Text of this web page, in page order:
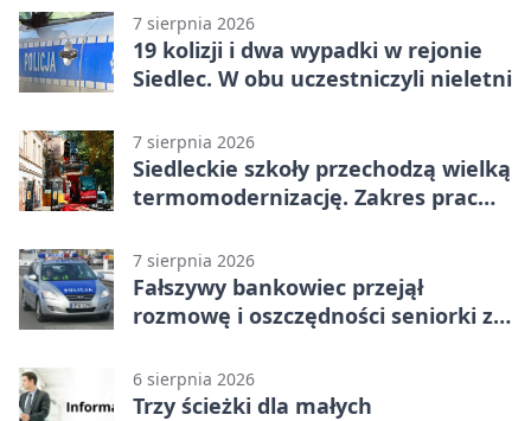
7 sierpnia 2026
19 kolizji i dwa wypadki w rejonie
Siedlec. W obu uczestniczyli nieletni
7 sierpnia 2026
Siedleckie szkoły przechodzą wielką
termomodernizację. Zakres prac
7 sierpnia 2026
Fałszywy bankowiec przejął
rozmowę i oszczędności seniorki z
6 sierpnia 2026
Trzy ścieżki dla małych